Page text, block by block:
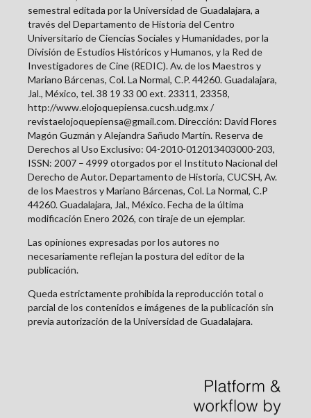
semestral editada por la Universidad de Guadalajara, a
través del Departamento de Historia del Centro
Universitario de Ciencias Sociales y Humanidades, por la
División de Estudios Históricos y Humanos, y la Red de
Investigadores de Cine (REDIC). Av. de los Maestros y
Mariano Bárcenas, Col. La Normal, C.P. 44260. Guadalajara,
Jal., México, tel. 38 19 33 00 ext. 23311, 23358,
http://www.elojoquepiensa.cucsh.udg.mx /
revistaelojoquepiensa@gmail.com. Dirección: David Flores
Magón Guzmán y Alejandra Sañudo Martín. Reserva de
Derechos al Uso Exclusivo: 04-2010-012013403000-203,
ISSN: 2007 – 4999 otorgados por el Instituto Nacional del
Derecho de Autor. Departamento de Historia, CUCSH, Av.
de los Maestros y Mariano Bárcenas, Col. La Normal, C.P
44260. Guadalajara, Jal., México. Fecha de la última
modificación Enero 2026, con tiraje de un ejemplar.
Las opiniones expresadas por los autores no
necesariamente reflejan la postura del editor de la
publicación.
Queda estrictamente prohibida la reproducción total o
parcial de los contenidos e imágenes de la publicación sin
previa autorización de la Universidad de Guadalajara.